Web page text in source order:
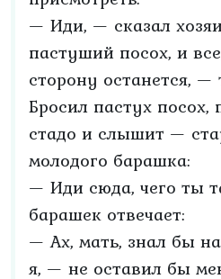
— Иди, — сказал
пастуший посох, и
сторону останется, —
Бросил пастух посох,
стадо и слышит —
молодого барашка:
— Иди сюда, чего ты
барашек отвечает:
— Ах, мать, знал бы
я, — не оставил бы